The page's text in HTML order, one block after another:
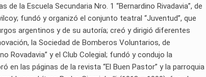
la Escuela Secundaria Nro. 1 “Bernardino Rivadavia”, de
fundó y organizó el conjunto teatral “Juventud”, que
argentinos y de su autoría; creó y dirigió diferentes
la Sociedad de Bomberos Voluntarios, de
Rovadavia” y el Club Colegial; fundó y condujo la
en las páginas de la revista “El Buen Pastor” y la parroquia